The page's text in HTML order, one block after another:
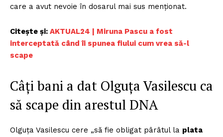
care a avut nevoie în dosarul mai sus menționat.
Citește și: AKTUAL24 | Miruna Pascu a fost
interceptată când îi spunea fiului cum vrea să-l
scape
Câți bani a dat Olguța Vasilescu ca
să scape din arestul DNA
Olguța Vasilescu cere „să fie obligat pârâtul la plata